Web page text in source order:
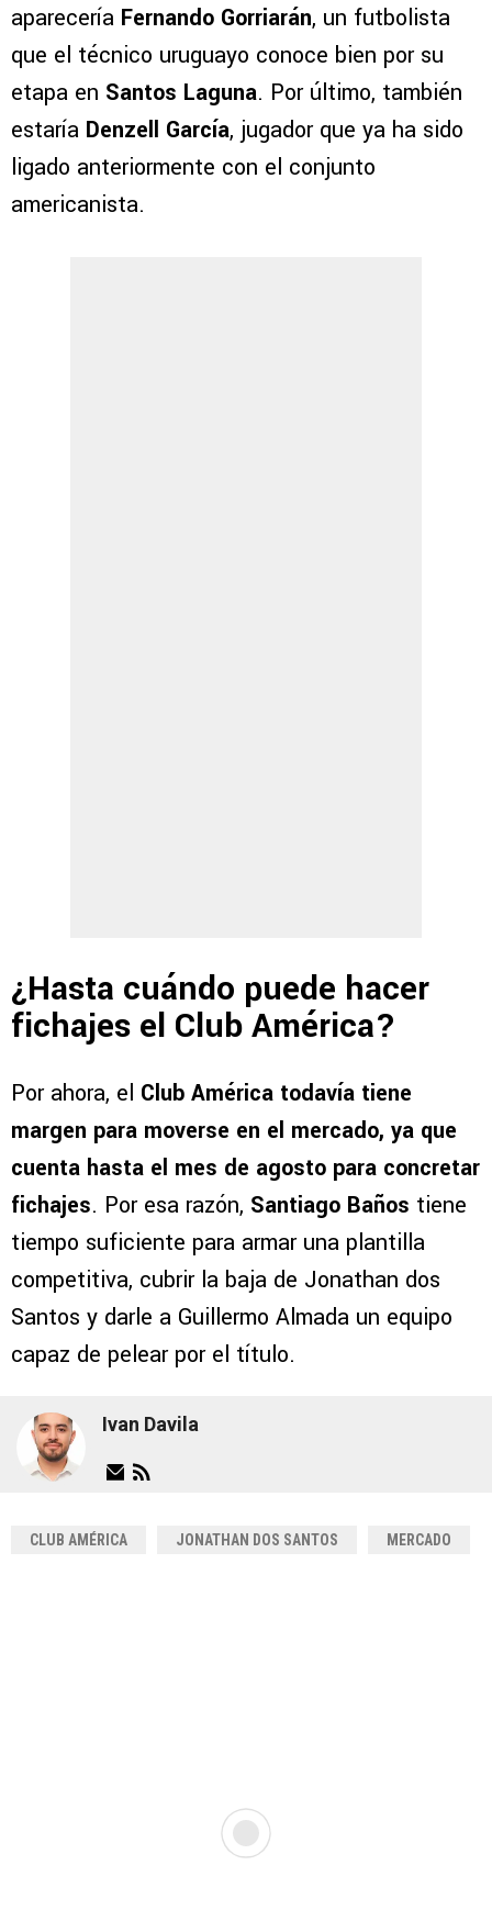
aparecería Fernando Gorriarán, un futbolista
que el técnico uruguayo conoce bien por su
etapa en Santos Laguna. Por último, también
estaría Denzell García, jugador que ya ha sido
ligado anteriormente con el conjunto
americanista.
¿Hasta cuándo puede hacer
fichajes el Club América?
Por ahora, el Club América todavía tiene
margen para moverse en el mercado, ya que
cuenta hasta el mes de agosto para concretar
fichajes. Por esa razón, Santiago Baños tiene
tiempo suficiente para armar una plantilla
competitiva, cubrir la baja de Jonathan dos
Santos y darle a Guillermo Almada un equipo
capaz de pelear por el título.
Ivan Davila
CLUB AMÉRICA JONATHAN DOS SANTOS MERCADO